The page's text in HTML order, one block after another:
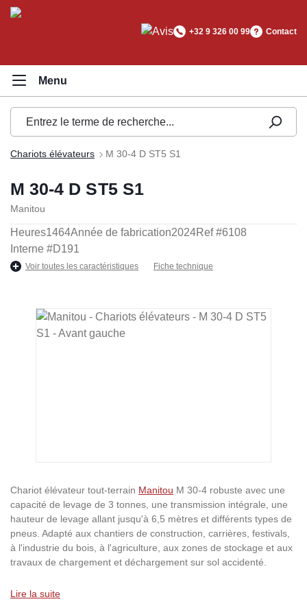
principal
+32 9 326 00 99 Contact
Chariots élévateurs M 30-4 D ST5 S1
M 30-4 D ST5 S1
Manitou
Heures1464Année de fabrication2024Ref #6108
Interne #D191
Voir toutes les caractéristiques Fiche technique
Ignorer la galerie d'images
Chariot élévateur tout-terrain Manitou M 30-4 robuste avec une
capacité de levage de 3 tonnes, une transmission intégrale, une
hauteur de levage allant jusqu'à 6,5 mètres et différents types de
pneus. Adapté aux chantiers de construction, carrières, festivals,
à l'industrie du bois, à l'agriculture, aux zones de stockage et aux
travaux de chargement et déchargement sur sol accidenté.
Lire la suite